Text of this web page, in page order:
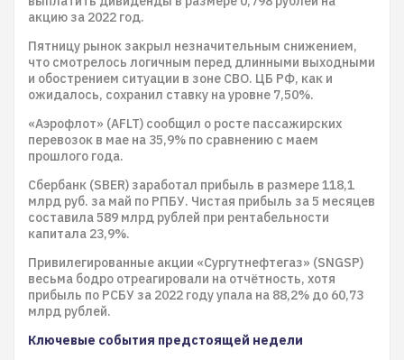
акцию за 2022 год.
Пятницу рынок закрыл незначительным снижением,
что смотрелось логичным перед длинными выходными
и обострением ситуации в зоне СВО. ЦБ РФ, как и
ожидалось, сохранил ставку на уровне 7,50%.
«Аэрофлот» (AFLT) сообщил о росте пассажирских
перевозок в мае на 35,9% по сравнению с маем
прошлого года.
Сбербанк (SBER) заработал прибыль в размере 118,1
млрд руб. за май по РПБУ. Чистая прибыль за 5 месяцев
составила 589 млрд рублей при рентабельности
капитала 23,9%.
Привилегированные акции «Сургутнефтегаз» (SNGSP)
весьма бодро отреагировали на отчётность, хотя
прибыль по РСБУ за 2022 году упала на 88,2% до 60,73
млрд рублей.
Ключевые события предстоящей недели